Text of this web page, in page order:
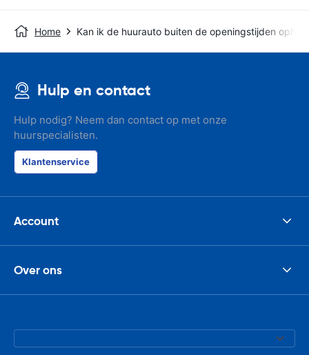
Home Kan ik de huurauto buiten de openingstijden
Hulp en contact
Hulp nodig? Neem dan contact op met onze
huurspecialisten.
Klantenservice
Account
Over ons